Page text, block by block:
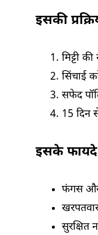
इसकी
मिट्टी
सिंचाई
सफेद
15 दिन
इसके
फंगस और
सुरक्षित